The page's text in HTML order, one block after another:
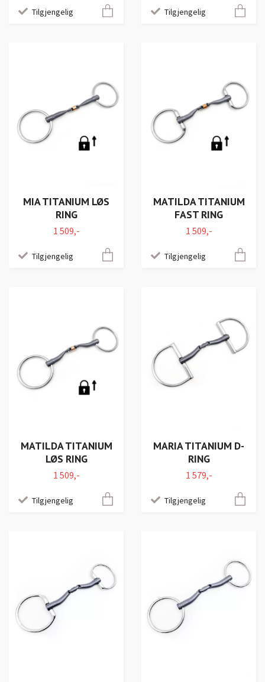
Tilgjengelig Tilgjengelig
MIA TITANIUM LØS
RING
1 509,-
Tilgjengelig
MATILDA TITANIUM
FAST RING
1 509,-
Tilgjengelig
MATILDA TITANIUM
LØS RING
1 509,-
Tilgjengelig
MARIA TITANIUM D-
RING
1 579,-
Tilgjengelig